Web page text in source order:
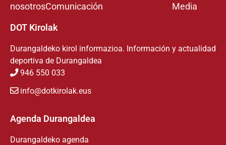
nosotrosComunicación
Media
DOT Kirolak
Durangaldeko kirol informazioa. Información y actualidad
deportiva de Durangaldea
946 550 033
info@dotkirolak.eus
Agenda Durangaldea
Durangaldeko agenda